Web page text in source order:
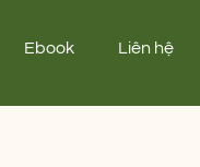
Ebook Liên hệ